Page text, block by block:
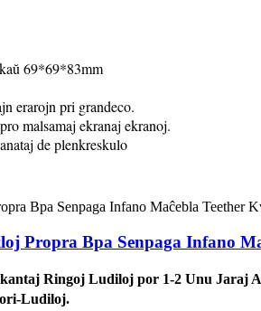
69*69*83mm
erarojn pri grandeco.
malsamaj ekranaj ekranoj.
de plenkreskulo
Propra Bpa Senpaga Infano
Ringoj Ludiloj por 1-2 Unu Jaraj
Ludiloj.